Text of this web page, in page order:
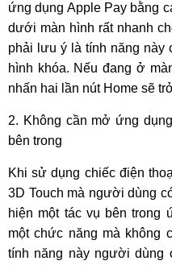
ứng dụng Apple Pay bằng
dưới màn hình rất nhanh
phải lưu ý là tính năng này
hình khóa. Nếu đang ở
nhấn hai lần nút Home sẽ
2. Không cần mở ứng
bên trong
Khi sử dụng chiếc điện
3D Touch mà người dùng
hiện một tác vụ bên trong
một chức năng mà không
tính năng này người dùng